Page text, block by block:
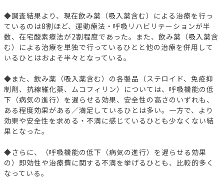
◆調査結果より、現在飲み薬（吸入薬含む）による治療を行っ
ているのは8割ほど、運動療法・呼吸リハビリテーションが半
数、在宅酸素療法が2割程度であった。また、飲み薬（吸入薬含
む）による治療を単独で行っているひとと他の治療を併用して
いるひとはおよそ半々となっている。
◆また、飲み薬（吸入薬含む）の各製品（ステロイド、免疫抑
制剤、抗線維化薬、ムコフィリン）については、呼吸機能の低
下（病気の進行）を遅らせる効果、安全性の高さのいずれも、
ある程度効果がある／満足しているひとは多い。一方で、より
効果や安全性を求める・不満に感じているひとも少なくない結
果となった。
◆さらに、（呼吸機能の低下（病気の進行）を遅らせる効果
の）即効性や治療費に関する不満を挙げるひとも、比較的多く
なっている。